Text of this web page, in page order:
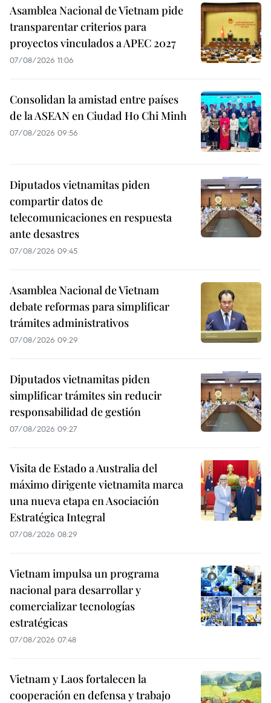
Asamblea Nacional de Vietnam pide
transparentar criterios para
proyectos vinculados a APEC 2027
07/08/2026 11:06
Consolidan la amistad entre países
de la ASEAN en Ciudad Ho Chi Minh
07/08/2026 09:56
Diputados vietnamitas piden
compartir datos de
telecomunicaciones en respuesta
ante desastres
07/08/2026 09:45
Asamblea Nacional de Vietnam
debate reformas para simplificar
trámites administrativos
07/08/2026 09:29
Diputados vietnamitas piden
simplificar trámites sin reducir
responsabilidad de gestión
07/08/2026 09:27
Visita de Estado a Australia del
máximo dirigente vietnamita marca
una nueva etapa en Asociación
Estratégica Integral
07/08/2026 08:29
Vietnam impulsa un programa
nacional para desarrollar y
comercializar tecnologías
estratégicas
07/08/2026 07:48
Vietnam y Laos fortalecen la
cooperación en defensa y trabajo